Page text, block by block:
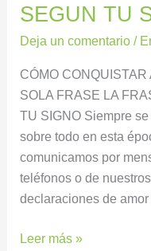
SEGUN TU
Deja un comentario /
CÓMO
SOLA FRASE LA
TU SIGNO Siempre
sobre todo en esta
comunicamos por
teléfonos o de
declaraciones de
Leer más »